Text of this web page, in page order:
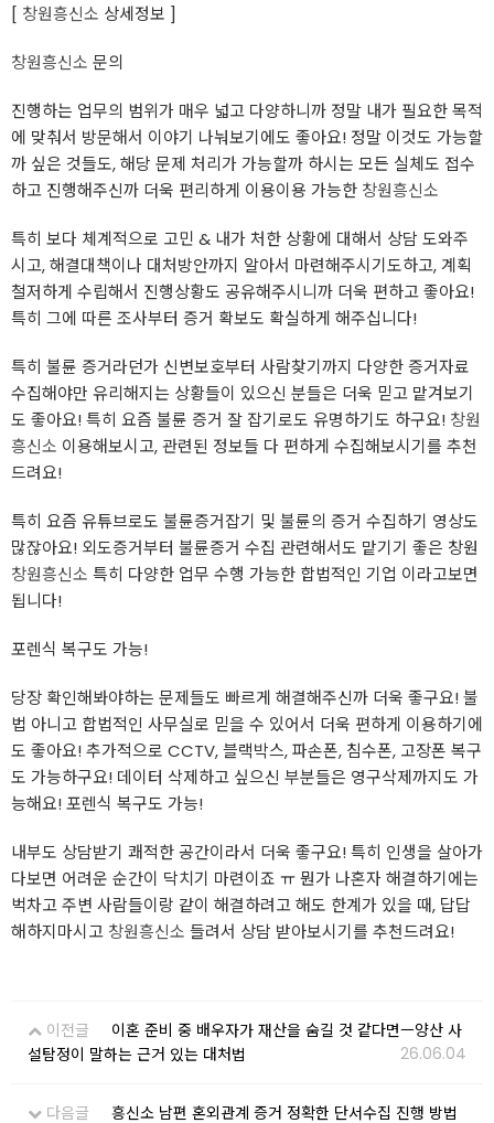
[ 창원흥신소 상세정보 ]
창원흥신소 문의
진행하는 업무의 범위가 매우 넓고 다양하니까 정말 내가 필요한 목적
에 맞춰서 방문해서 이야기 나눠보기에도 좋아요! 정말 이것도 가능할
까 싶은 것들도, 해당 문제 처리가 가능할까 하시는 모든 실체도 접수
하고 진행해주신까 더욱 편리하게 이용이용 가능한 창원흥신소
특히 보다 체계적으로 고민 & 내가 처한 상황에 대해서 상담 도와주
시고, 해결대책이나 대처방안까지 알아서 마련해주시기도하고, 계획
철저하게 수립해서 진행상황도 공유해주시니까 더욱 편하고 좋아요!
특히 그에 따른 조사부터 증거 확보도 확실하게 해주십니다!
특히 불륜 증거라던가 신변보호부터 사람찾기까지 다양한 증거자료
수집해야만 유리해지는 상황들이 있으신 분들은 더욱 믿고 맡겨보기
도 좋아요! 특히 요즘 불륜 증거 잘 잡기로도 유명하기도 하구요! 창원
흥신소 이용해보시고, 관련된 정보들 다 편하게 수집해보시기를 추천
드려요!
특히 요즘 유튜브로도 불륜증거잡기 및 불륜의 증거 수집하기 영상도
많잖아요! 외도증거부터 불륜증거 수집 관련해서도 맡기기 좋은 창원
창원흥신소 특히 다양한 업무 수행 가능한 합법적인 기업 이라고보면
됩니다!
포렌식 복구도 가능!
당장 확인해봐야하는 문제들도 빠르게 해결해주신까 더욱 좋구요! 불
법 아니고 합법적인 사무실로 믿을 수 있어서 더욱 편하게 이용하기에
도 좋아요! 추가적으로 CCTV, 블랙박스, 파손폰, 침수폰, 고장폰 복구
도 가능하구요! 데이터 삭제하고 싶으신 부분들은 영구삭제까지도 가
능해요! 포렌식 복구도 가능!
내부도 상담받기 쾌적한 공간이라서 더욱 좋구요! 특히 인생을 살아가
다보면 어려운 순간이 닥치기 마련이죠 ㅠ 뭔가 나혼자 해결하기에는
벅차고 주변 사람들이랑 같이 해결하려고 해도 한계가 있을 때, 답답
해하지마시고 창원흥신소 들려서 상담 받아보시기를 추천드려요!
이전글
이혼 준비 중 배우자가 재산을 숨길 것 같다면ㅡ양산 사
설탐정이 말하는 근거 있는 대처법
26.06.04
다음글 흥신소 남편 혼외관계 증거 정확한 단서수집 진행 방법